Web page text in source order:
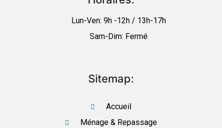
Lun-Ven: 9h -12h / 13h-17h
Sam-Dim: Fermé
Sitemap:
Accueil
Ménage & Repassage